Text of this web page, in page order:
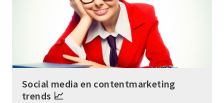
Social media en contentmarketing
trends 📈